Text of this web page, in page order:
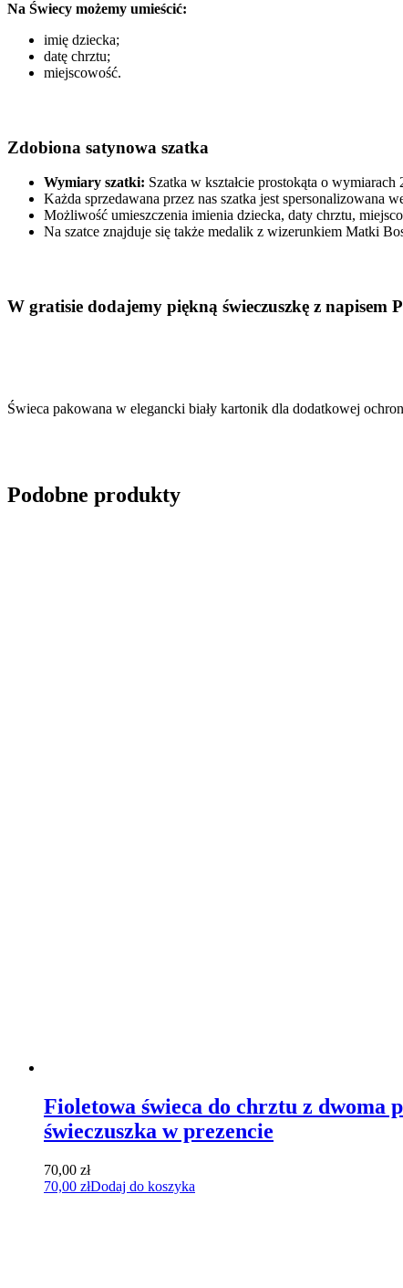
Na Świecy możemy umieścić:
imię dziecka;
datę chrztu;
miejscowość.
Zdobiona satynowa szatka
Wymiary szatki: Szatka w kształcie prostokąta o wymiarach
Każda sprzedawana przez nas szatka jest spersonalizowana
Możliwość umieszczenia imienia dziecka, daty chrztu,
Na szatce znajduje się także medalik z wizerunkiem Matki
W gratisie dodajemy piękną świeczuszkę z
Świeca pakowana w elegancki biały kartonik dla dodatkowej
Podobne produkty
Fioletowa świeca do chrztu z dwoma
świeczuszka w prezencie
70,00 zł
70,00 złDodaj do koszyka